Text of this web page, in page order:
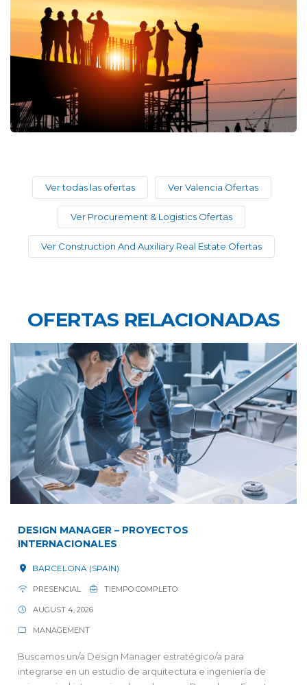
Ver todas las ofertas Ver Valencia Ofertas
Ver Procurement & Logistics Ofertas
Ver Construction And Auxiliary Real Estate Ofertas
OFERTAS RELACIONADAS
DESIGN MANAGER – PROYECTOS
INTERNACIONALES
BARCELONA (SPAIN)
PRESENCIAL TIEMPO COMPLETO
AUGUST 4, 2026
MANAGEMENT
Buscamos un/a Design Manager estratégico/a para
integrarse en un estudio de arquitectura e ingeniería de